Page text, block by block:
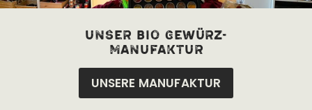
unser bio Gewürz-
manufaktur
UNSERE MANUFAKTUR